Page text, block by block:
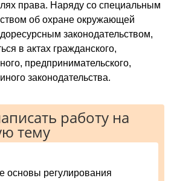
права. Наряду со специальным
об охране окружающей
законодательством,
в актах гражданского,
предпринимательского,
законодательства.
работу на
тему
основы регулирования